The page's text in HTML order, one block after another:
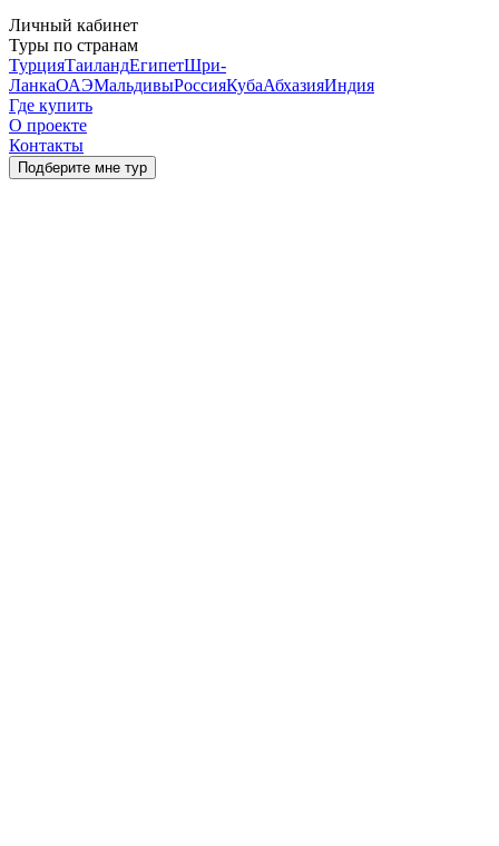
Личный кабинет
Туры по странам
ТурцияТаиландЕгипетШри-
ЛанкаОАЭМальдивыРоссияКубаАбхазияИндия
Где купить
О проекте
Контакты
Подберите мне тур